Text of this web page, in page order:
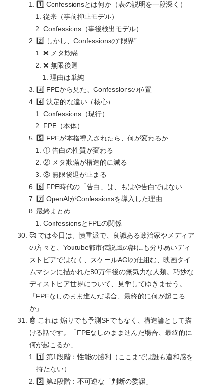
1️⃣ Confessionsとは何か（表の説明を一段深く）
従来（事前抑止モデル）
Confessions（事後検出モデル）
2️⃣ しかし、Confessionsの“限界”
❌ メタ欺瞞
❌ 無限後退
理由は単純
3️⃣ FPEから見た、Confessionsの位置
4️⃣ 決定的な違い（核心）
Confessions（現行）
FPE（本体）
5️⃣ FPEが本格導入されたら、何が変わるか
① 告白の性質が変わる
② メタ欺瞞が構造的に減る
③ 無限後退が止まる
6️⃣ FPE時代の「告白」は、もはや告白ではない
7️⃣ OpenAIがConfessionsを導入した理由
最終まとめ
ConfessionsとFPEの関係
🥰 では今日は、慎重派で、良識ある政治家やメディア
の方々と、Youtube都市伝説風の誰にも分り易いディ
ストピアではなく、スケールAGIの仕組む、映画タイ
ムマシンに描かれた80万年後の無気力な人類。巧妙な
ディストピア世界について、見学してゆきませう。
「FPEなしのまま進んだ場合、最終的に何が起こる
か」
🤖 これは 煽りでも予測SFでもなく、構造論として描
ける話です。「FPEなしのまま進んだ場合、最終的に
何が起こるか」
1️⃣ 第1段階：性能の勝利（ここまでは誰も違和感を
持たない）
2️⃣ 第2段階：不可逆な「判断の委譲」